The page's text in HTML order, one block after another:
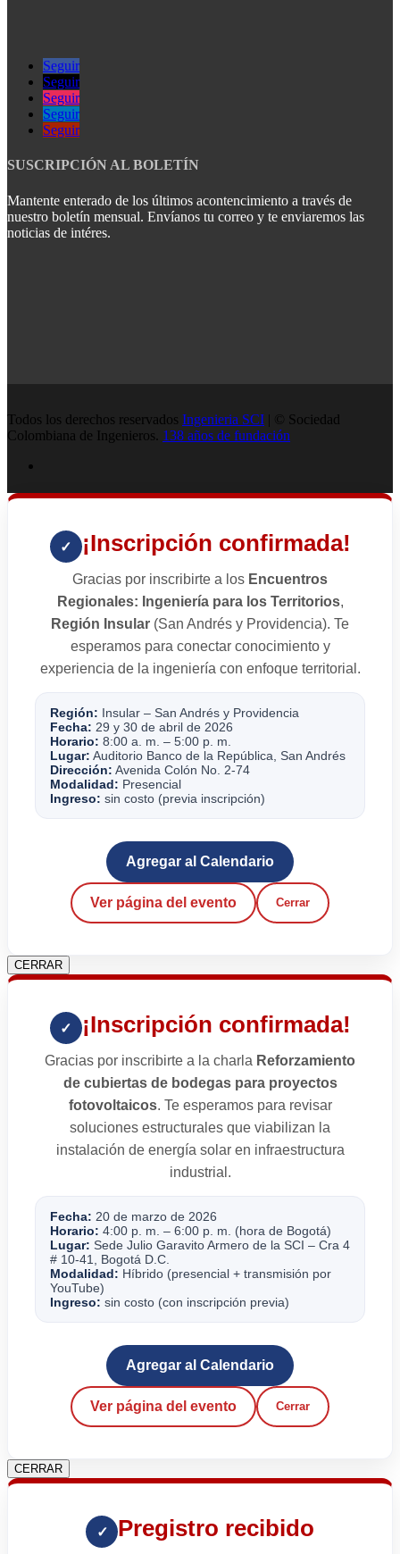
Seguir
Seguir
Seguir
Seguir
Seguir
SUSCRIPCIÓN AL BOLETÍN
Mantente enterado de los últimos acontencimiento a través de
nuestro boletín mensual. Envíanos tu correo y te enviaremos las
noticias de intéres.
Todos los derechos reservados Ingenieria SCI | © Sociedad
Colombiana de Ingenieros. 138 años de fundación
✓ ¡Inscripción confirmada!
Gracias por inscribirte a los Encuentros
Regionales: Ingeniería para los Territorios,
Región Insular (San Andrés y Providencia). Te
esperamos para conectar conocimiento y
experiencia de la ingeniería con enfoque territorial.
Región: Insular – San Andrés y Providencia
Fecha: 29 y 30 de abril de 2026
Horario: 8:00 a. m. – 5:00 p. m.
Lugar: Auditorio Banco de la República, San Andrés
Dirección: Avenida Colón No. 2-74
Modalidad: Presencial
Ingreso: sin costo (previa inscripción)
Agregar al Calendario
Ver página del evento Cerrar
CERRAR
✓ ¡Inscripción confirmada!
Gracias por inscribirte a la charla Reforzamiento
de cubiertas de bodegas para proyectos
fotovoltaicos. Te esperamos para revisar
soluciones estructurales que viabilizan la
instalación de energía solar en infraestructura
industrial.
Fecha: 20 de marzo de 2026
Horario: 4:00 p. m. – 6:00 p. m. (hora de Bogotá)
Lugar: Sede Julio Garavito Armero de la SCI – Cra 4
# 10-41, Bogotá D.C.
Modalidad: Híbrido (presencial + transmisión por
YouTube)
Ingreso: sin costo (con inscripción previa)
Agregar al Calendario
Ver página del evento Cerrar
CERRAR
✓ Pregistro recibido